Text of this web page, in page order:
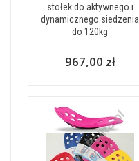
stołek do aktywnego i
dynamicznego siedzenia
do 120kg
967,00 zł